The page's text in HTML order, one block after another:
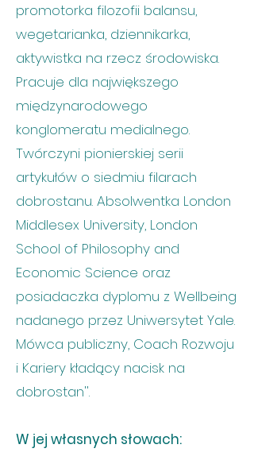
promotorka filozofii balansu,
wegetarianka, dziennikarka,
aktywistka na rzecz środowiska.
Pracuje dla największego
międzynarodowego
konglomeratu medialnego.
Twórczyni pionierskiej serii
artykułów o siedmiu filarach
dobrostanu. Absolwentka London
Middlesex University, London
School of Philosophy and
Economic Science oraz
posiadaczka dyplomu z Wellbeing
nadanego przez Uniwersytet Yale.
Mówca publiczny, Coach Rozwoju
i Kariery kładący nacisk na
dobrostan''.
W jej własnych słowach: